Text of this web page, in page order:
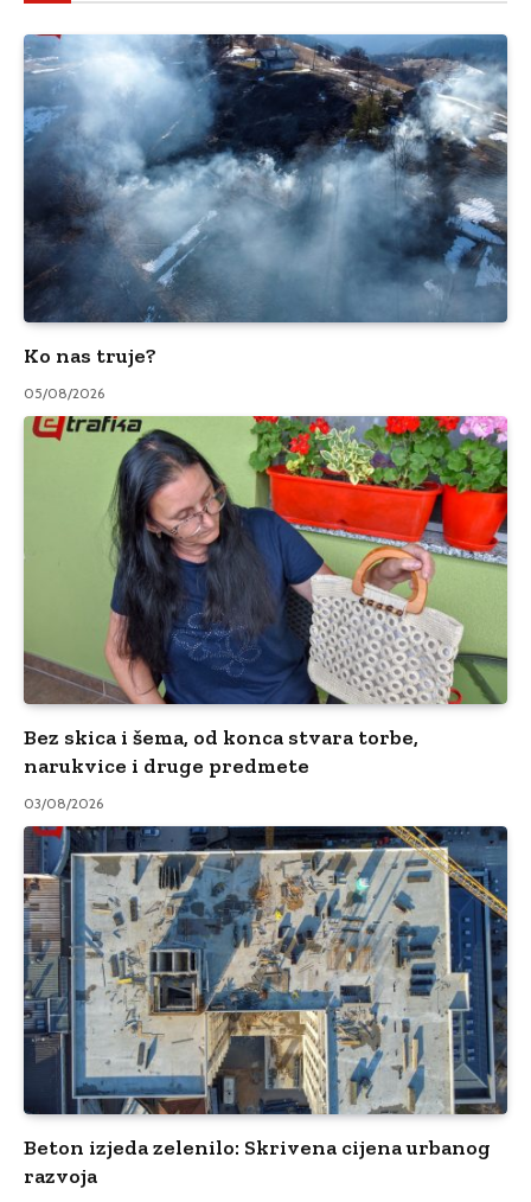
Ko nas truje?
05/08/2026
Bez skica i šema, od konca stvara torbe,
narukvice i druge predmete
03/08/2026
Beton izjeda zelenilo: Skrivena cijena urbanog
razvoja